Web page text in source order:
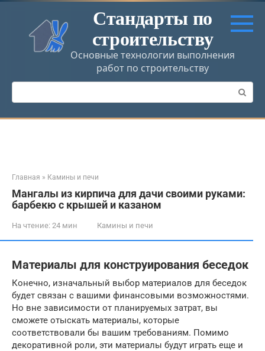
Перейти
контенту
Стандарты по
строительству
Основные технологии выполнения
работ по строительству
Поиск:
Главная » Камины и печи
Мангалы из кирпича для дачи своими руками:
барбекю с крышей и казаном
На чтение: 24 мин Камины и печи
Материалы для конструирования беседок
Конечно, изначальный выбор материалов для беседок
будет связан с вашими финансовыми возможностями.
Но вне зависимости от планируемых затрат, вы
сможете отыскать материалы, которые
соответствовали бы вашим требованиям. Помимо
декоративной роли, эти материалы будут играть еще и